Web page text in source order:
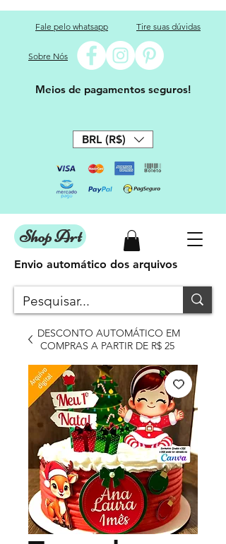
Fale pelo whatsapp Tire suas dúvidas
Sobre Nós
Meios de pagamentos seguros!
BRL (R$)
Shop Art
DESCONTO AUTOMÁTICO EM
COMPRAS A PARTIR DE R$ 25
Envio automático dos arquivos